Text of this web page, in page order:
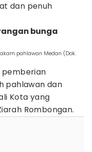
dan penuh
bunga
pahlawan Medan (Dok.
pemberian
pahlawan dan
Kota yang
Rombongan.